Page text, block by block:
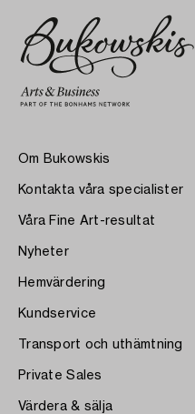
Om Bukowskis
Kontakta våra specialister
Våra Fine Art-resultat
Nyheter
Hemvärdering
Kundservice
Transport och uthämtning
Private Sales
Värdera & sälja